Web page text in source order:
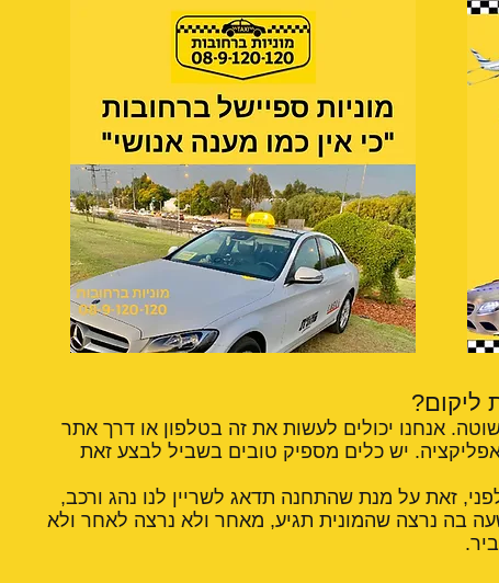
ליקום?
אנחנו יכולים לעשות את זה בטלפון או דרך אתר
יש כלים מספיק טובים בשביל לבצע זאת
זאת על מנת שהתחנה תדאג לשריין לנו נהג ורכב,
בה נרצה שהמונית תגיע, מאחר ולא נרצה לאחר ולא